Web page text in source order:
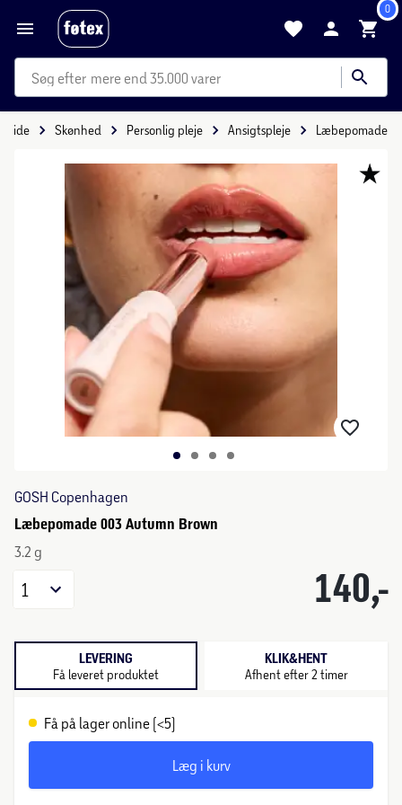
0
mere end 35.000 varer
Skønhed Personlig pleje Ansigtspleje Læbepomade
GOSH Copenhagen
Læbepomade 003 Autumn Brown
3.2 g
140,-
1
LEVERING
Få leveret produktet
KLIK&HENT
Afhent efter 2 timer
Få på lager online (<5)
Læg i kurv